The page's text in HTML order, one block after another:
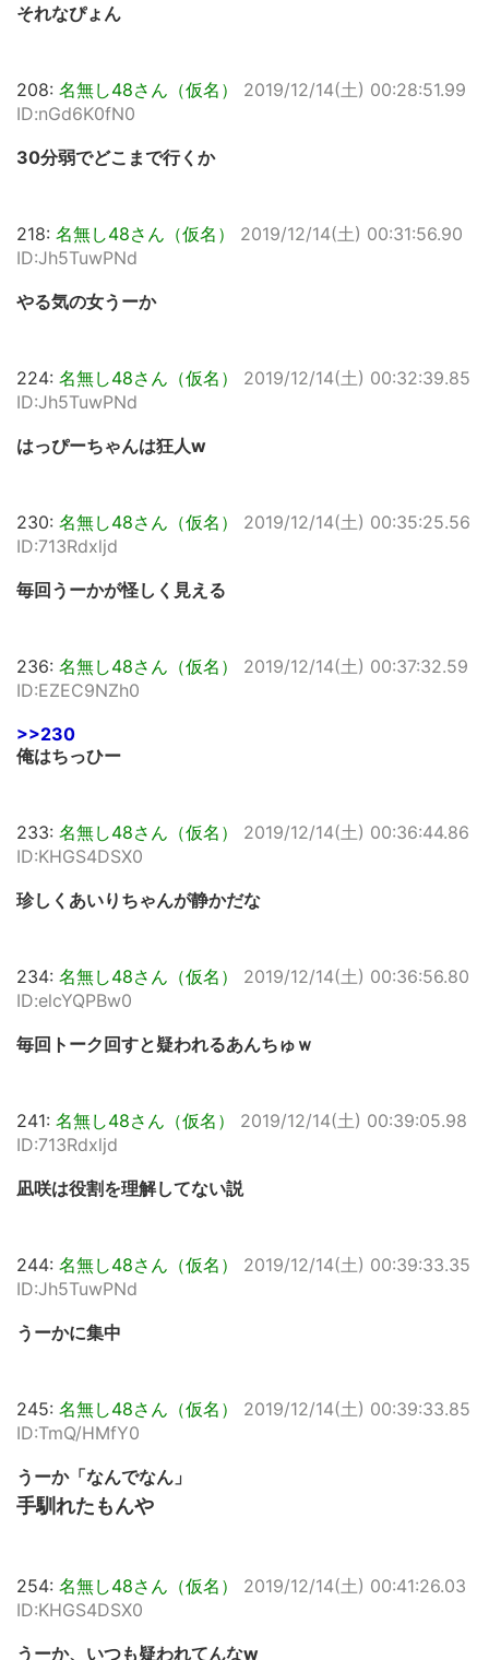
それなぴょん
208: 名無し48さん（仮名）
2019/12/14(土) 00:28:51.99
ID:nGd6K0fN0
30分弱でどこまで行くか
218: 名無し48さん（仮名）
2019/12/14(土) 00:31:56.90
ID:Jh5TuwPNd
やる気の女うーか
224: 名無し48さん（仮名）
2019/12/14(土) 00:32:39.85
ID:Jh5TuwPNd
はっぴーちゃんは狂人w
230: 名無し48さん（仮名）
2019/12/14(土) 00:35:25.56
ID:713Rdxljd
毎回うーかが怪しく見える
236: 名無し48さん（仮名）
2019/12/14(土) 00:37:32.59
ID:EZEC9NZh0
>>230
俺はちっひー
233: 名無し48さん（仮名）
2019/12/14(土) 00:36:44.86
ID:KHGS4DSX0
珍しくあいりちゃんが静かだな
234: 名無し48さん（仮名）
2019/12/14(土) 00:36:56.80
ID:elcYQPBw0
毎回トーク回すと疑われるあんちゅｗ
241: 名無し48さん（仮名）
2019/12/14(土) 00:39:05.98
ID:713Rdxljd
凪咲は役割を理解してない説
244: 名無し48さん（仮名）
2019/12/14(土) 00:39:33.35
ID:Jh5TuwPNd
うーかに集中
245: 名無し48さん（仮名）
2019/12/14(土) 00:39:33.85
ID:TmQ/HMfY0
うーか「なんでなん」
手馴れたもんや
254: 名無し48さん（仮名）
2019/12/14(土) 00:41:26.03
ID:KHGS4DSX0
うーか、いつも疑われてんなw